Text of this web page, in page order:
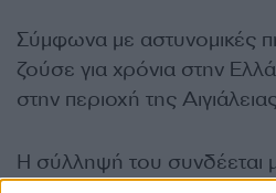
Σύμφωνα με αστυνομικές
ζούσε για χρόνια στην
στην περιοχή της
Η σύλληψή του συνδέεται